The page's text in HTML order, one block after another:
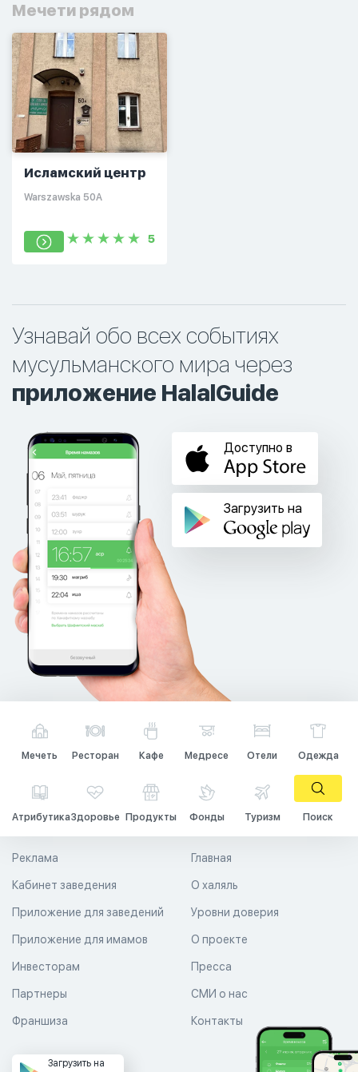
Мечети рядом
Исламский центр
Warszawska 50A
5
Узнавай обо всех событиях
мусульманского мира через
приложение HalalGuide
Доступно в
Загрузить на
Мечеть Ресторан Кафе Медресе Отели Одежда
АтрибутикаЗдоровье Продукты Фонды Туризм Поиск
Главная
О халяль
Уровни доверия
Реклама
Кабинет заведения
Приложение для заведений
Приложение для имамов О проекте
Пресса
СМИ о нас
Контакты
Инвесторам
Партнеры
Франшиза
Загрузить на